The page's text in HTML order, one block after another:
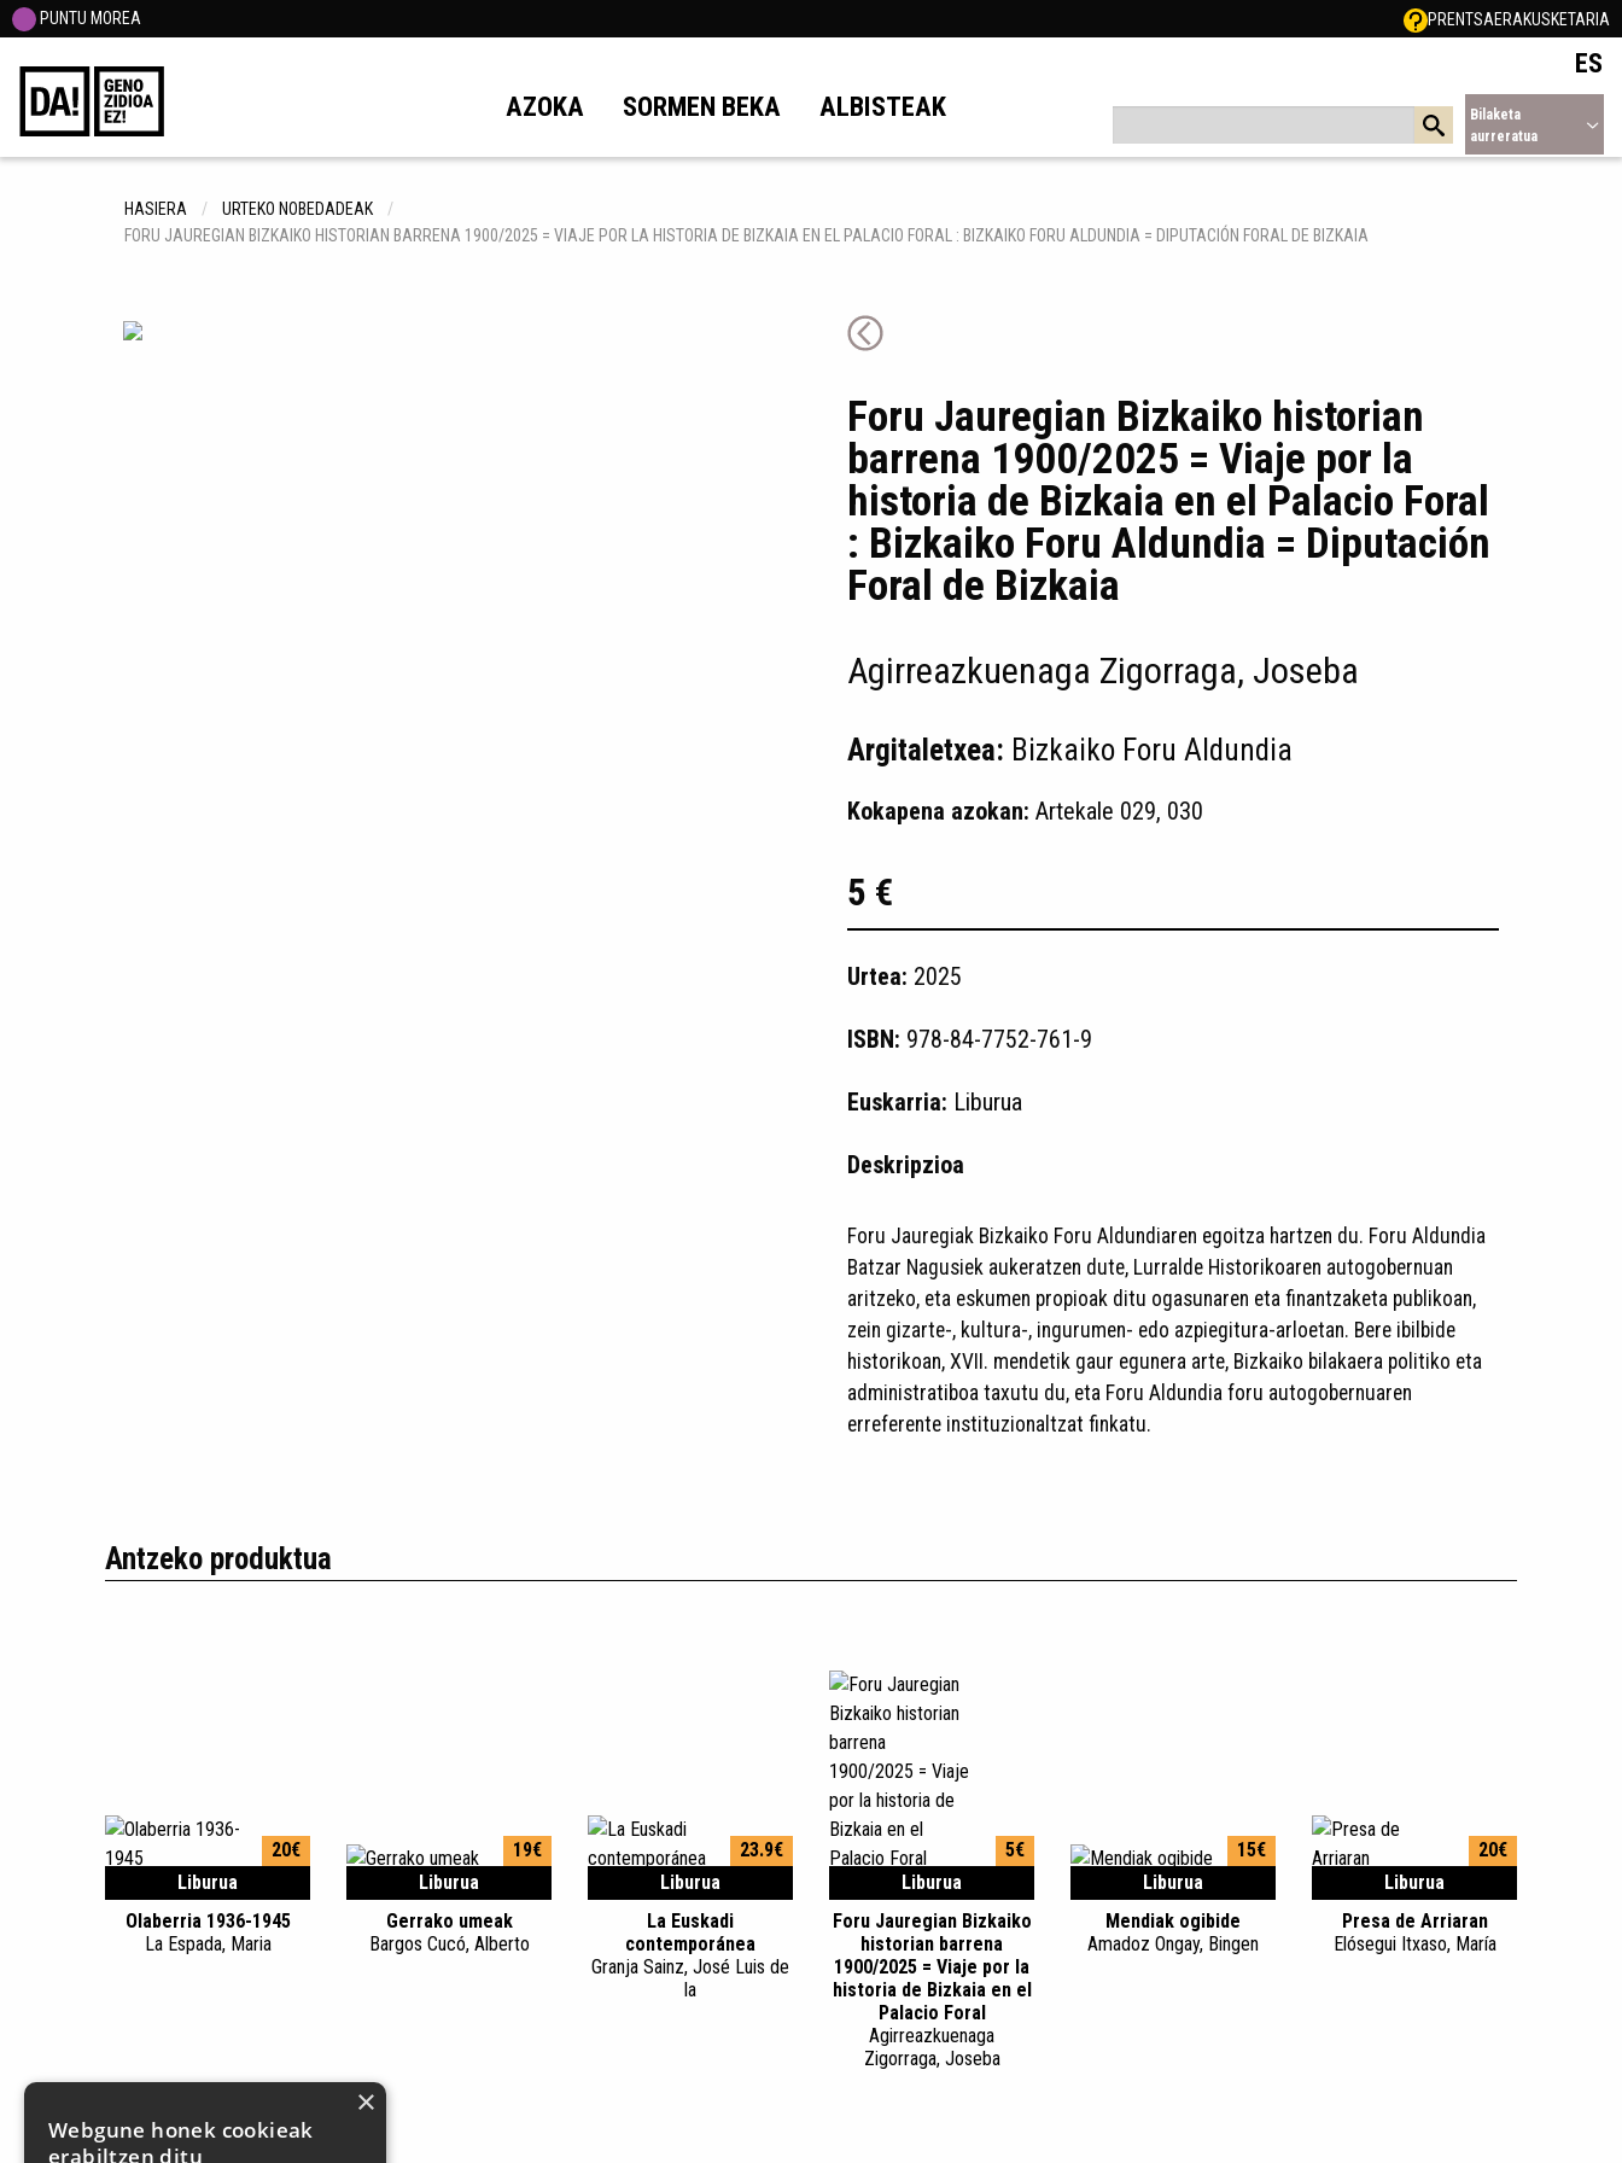
PUNTU MOREA PRENTSAERAKUSKETARIA
AZOKA SORMEN BEKA ALBISTEAK
ES
Bilaketa
aurreratua
HASIERA
URTEKO NOBEDADEAK
FORU JAUREGIAN BIZKAIKO HISTORIAN BARRENA 1900/2025 = VIAJE POR LA HISTORIA DE BIZKAIA EN EL PALACIO FORAL : BIZKAIKO FORU ALDUNDIA = DIPUTACIÓN FORAL DE BIZKAIA
Foru Jauregian Bizkaiko historian
barrena 1900/2025 = Viaje por la
historia de Bizkaia en el Palacio Foral
: Bizkaiko Foru Aldundia = Diputación
Foral de Bizkaia
Agirreazkuenaga Zigorraga, Joseba
Argitaletxea: Bizkaiko Foru Aldundia
Kokapena azokan: Artekale 029, 030
5 €
Urtea: 2025
ISBN: 978-84-7752-761-9
Euskarria: Liburua
Deskripzioa
Foru Jauregiak Bizkaiko Foru Aldundiaren egoitza hartzen du. Foru Aldundia
Batzar Nagusiek aukeratzen dute, Lurralde Historikoaren autogobernuan
aritzeko, eta eskumen propioak ditu ogasunaren eta finantzaketa publikoan,
zein gizarte-, kultura-, ingurumen- edo azpiegitura-arloetan. Bere ibilbide
historikoan, XVII. mendetik gaur egunera arte, Bizkaiko bilakaera politiko eta
administratiboa taxutu du, eta Foru Aldundia foru autogobernuaren
erreferente instituzionaltzat finkatu.
Antzeko produktua
Liburua
20€
Olaberria 1936-1945
La Espada, Maria
Liburua
19€
Gerrako umeak
Bargos Cucó, Alberto
Liburua
23.9€
La Euskadi
contemporánea
Granja Sainz, José Luis de
la
Liburua
5€
Foru Jauregian Bizkaiko
historian barrena
1900/2025 = Viaje por la
historia de Bizkaia en el
Palacio Foral
Agirreazkuenaga
Zigorraga, Joseba
Liburua
15€
Mendiak ogibide
Amadoz Ongay, Bingen
Liburua
20€
Presa de Arriaran
Elósegui Itxaso, María
×
Webgune honek cookieak
erabiltzen ditu